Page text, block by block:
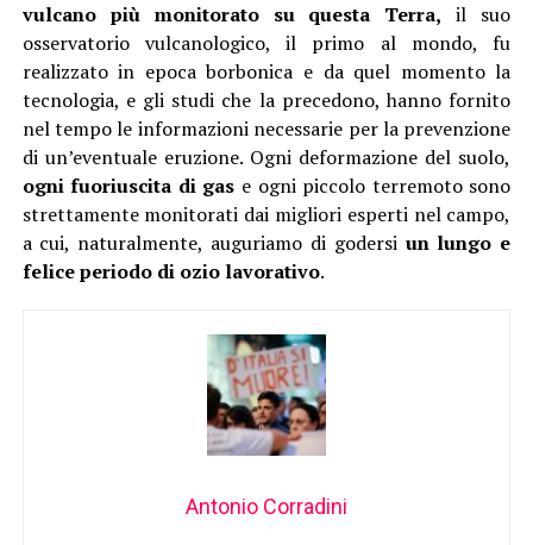
vulcano più monitorato su questa Terra, il suo
osservatorio vulcanologico, il primo al mondo, fu
realizzato in epoca borbonica e da quel momento la
tecnologia, e gli studi che la precedono, hanno fornito
nel tempo le informazioni necessarie per la prevenzione
di un’eventuale eruzione. Ogni deformazione del suolo,
ogni fuoriuscita di gas e ogni piccolo terremoto sono
strettamente monitorati dai migliori esperti nel campo,
a cui, naturalmente, auguriamo di godersi un lungo e
felice periodo di ozio lavorativo.
Antonio Corradini